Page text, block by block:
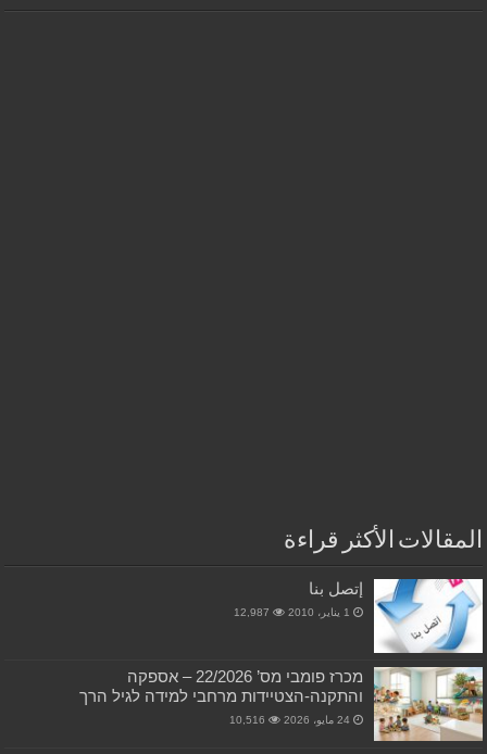
المقالات الأكثر قراءة
إتصل بنا
1 يناير، 2010 12,987
מכרז פומבי מס’ 22/2026 – אספקה
והתקנה-הצטיידות מרחבי למידה לגיל הרך
24 مايو، 2026 10,516